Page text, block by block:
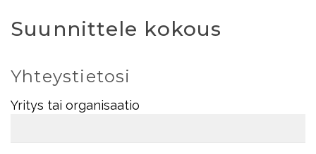
Suunnittele kokous
Yhteystietosi
Yritys tai organisaatio